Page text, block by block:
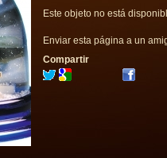
Este objeto no está
Enviar esta página a un
Compartir